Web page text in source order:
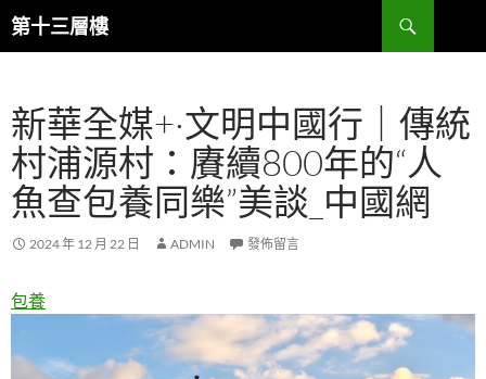
跳
至
內
容
第十三層樓
搜
尋
新華全媒+·文明中國行｜傳統
村浦源村：賡續800年的“人
魚查包養同樂”美談_中國網
2024 年 12 月 22 日 ADMIN 發佈留言
包養